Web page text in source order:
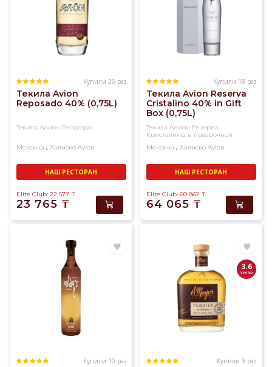
Купили 26 раз
Текила Avion
Reposado 40% (0,75L)
Текила Авион Репосадо
Мексика , Халиско Avion
НАШ РЕСТОРАН
Elite Club: 22 577 ₸
23 765 ₸
Купили 18 раз
Текила Avion Reserva
Cristalino 40% in Gift
Box (0,75L)
Текила Авион Резерва
Кристалино, в подарочной
Мексика , Халиско Avion
НАШ РЕСТОРАН
Elite Club: 60 862 ₸
64 065 ₸
Купили 10 раз
3.6
Купили 9 раз